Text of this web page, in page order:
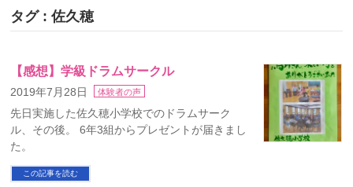
タグ : 佐久穂
【感想】学級ドラムサークル
2019年7月28日 体験者の声
先日実施した佐久穂小学校でのドラムサーク
ル、その後。 6年3組からプレゼントが届きまし
た。
この記事を読む